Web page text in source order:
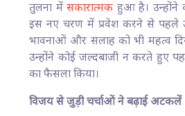
तुलना मेंसकारात्मक हुआ है।
इस नए चरण में प्रवेश करने से पहले
भावनाओं और सलाह को भी महत्व
उन्होंने कोई जल्दबाजी न करते हुए
का फैसला किया।
विजय से जुड़ी चर्चाओं ने बढ़ाई अटकलें